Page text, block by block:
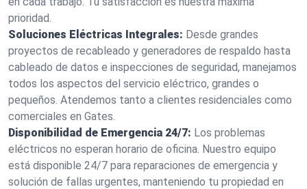
prioridad.
Soluciones Eléctricas Integrales: Desde grandes
proyectos de recableado y generadores de respaldo hasta
cableado de datos e inspecciones de seguridad, manejamos
todos los aspectos del servicio eléctrico, grandes o
pequeños. Atendemos tanto a clientes residenciales como
comerciales en Gates.
Disponibilidad de Emergencia 24/7: Los problemas
eléctricos no esperan horario de oficina. Nuestro equipo
está disponible 24/7 para reparaciones de emergencia y
solución de fallas urgentes, manteniendo tu propiedad en